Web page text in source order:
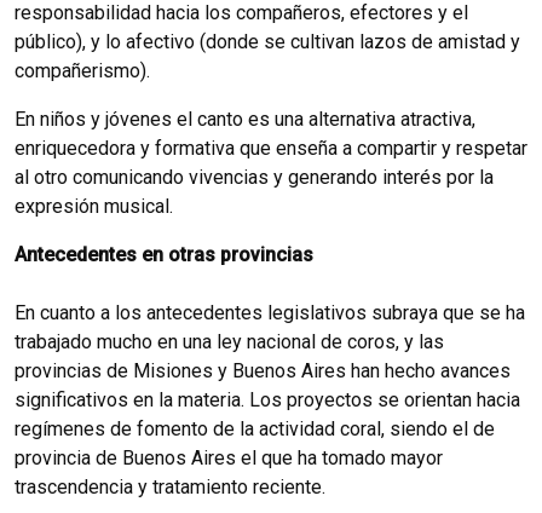
responsabilidad hacia los compañeros, efectores y el
público), y lo afectivo (donde se cultivan lazos de amistad y
compañerismo).
En niños y jóvenes el canto es una alternativa atractiva,
enriquecedora y formativa que enseña a compartir y respetar
al otro comunicando vivencias y generando interés por la
expresión musical.
Antecedentes en otras provincias
En cuanto a los antecedentes legislativos subraya que se ha
trabajado mucho en una ley nacional de coros, y las
provincias de Misiones y Buenos Aires han hecho avances
significativos en la materia. Los proyectos se orientan hacia
regímenes de fomento de la actividad coral, siendo el de
provincia de Buenos Aires el que ha tomado mayor
trascendencia y tratamiento reciente.